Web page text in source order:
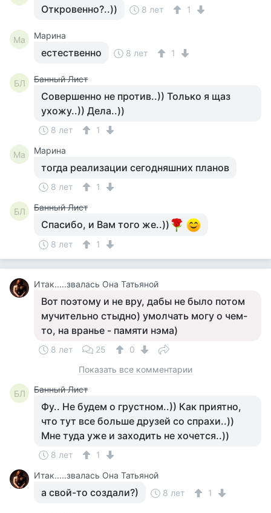
Откровенно?..)) 8 лет 1
Ма Марина
естественно 8 лет 1
БЛ Банный Лист
Совершенно не против..)) Только я щаз
ухожу..)) Дела..))
8 лет 1
Ма Марина
тогда реализации сегодняшних планов
8 лет 1
БЛ Банный Лист
Спасибо, и Вам того же..))
8 лет 1
Итак.....звалась Она Татьяной
Вот поэтому и не вру, дабы не было потом
мучительно стыдно) умолчать могу о чем-
то, на вранье - памяти нэма)
8 лет 25
0
Показать все комментарии
БЛ Банный Лист
Фу.. Не будем о грустном..)) Как приятно,
что тут все больше друзей со спрахи..))
Мне туда уже и заходить не хочется..))
8 лет
1
Итак.....звалась Она Татьяной
а свой-то создали?) 8 лет 1